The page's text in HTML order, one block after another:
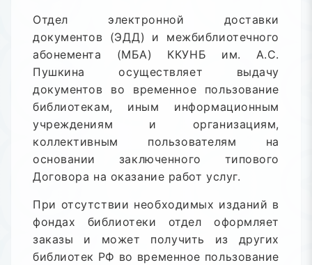
Отдел электронной доставки
документов (ЭДД) и межбиблиотечного
абонемента (МБА) ККУНБ им. А.С.
Пушкина осуществляет выдачу
документов во временное пользование
библиотекам, иным информационным
учреждениям и организациям,
коллективным пользователям на
основании заключенного типового
Договора на оказание работ услуг.
При отсутствии необходимых изданий в
фондах библиотеки отдел оформляет
заказы и может получить из других
библиотек РФ во временное пользование